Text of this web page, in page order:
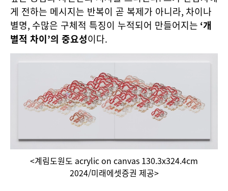
게 전하는 메시지는 반복이 곧 복제가 아니라, 차이나
별명, 수많은 구체적 특징이 누적되어 만들어지는 ‘개
별적 차이’의 중요성이다.
<계림도원도 acrylic on canvas 130.3x324.4cm
2024/미래에셋증권 제공>